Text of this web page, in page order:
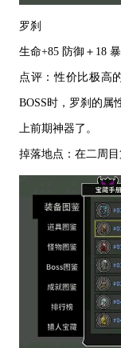
罗刹
生命+85 防御＋ 18
点评：性价比极高
BOSS时，罗刹的属
上前期神器了。
掉落地点：在二周